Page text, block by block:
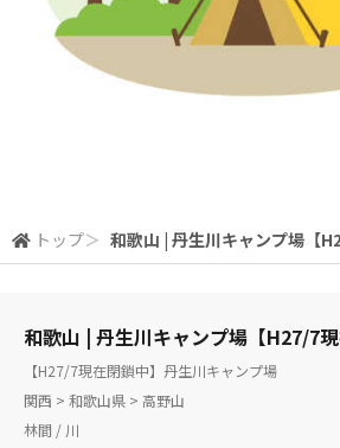
トップ＞ 和歌山 | 丹生川キャンプ場【
和歌山 | 丹生川キャンプ場【H27/7現
【H27/7現在閉鎖中】丹生川キャンプ場
関西 > 和歌山県 > 高野山
林間 / 川